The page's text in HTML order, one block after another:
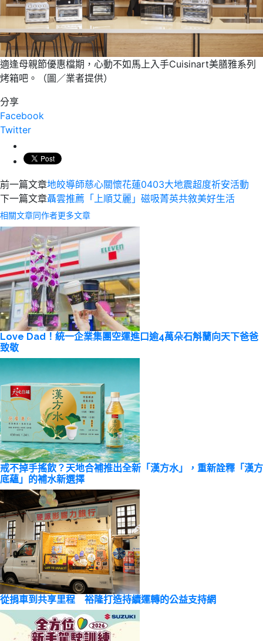
適逢母親節優惠檔期，心動不如馬上入手Cuisinart美膳雅系列
烤箱吧。（圖／業者提供）
分享
Facebook
Twitter
前一篇文章地皎導師慈心關懷花蓮0403大地震超度祈安活動
下一篇文章聶雲推薦「上順艾麗」磁吸菁英共敘美好生活
相關文章同作者更多文章
Love Dad！統一企業集團空運進口逾4萬朵石斛蘭向天下爸爸
致敬
戒不掉手搖飲？天地合補推出全新「漢方水」，重新詮釋「漢方
底蘊」的補水新選擇
從捐車到共享里程 裕隆打造持續運轉的公益支持網